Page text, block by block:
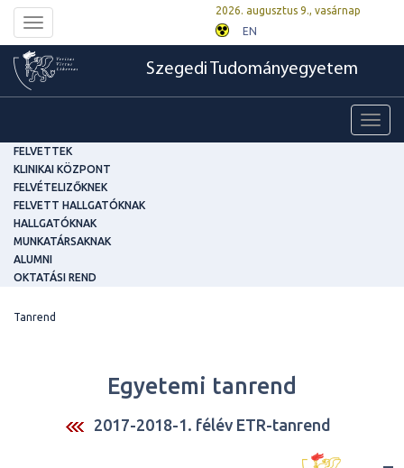
Toggle
navigation
2026. augusztus 9., vasárnap
EN
Szegedi Tudományegyetem
FELVETTEK
KLINIKAI KÖZPONT
FELVÉTELIZŐKNEK
FELVETT HALLGATÓKNAK
HALLGATÓKNAK
MUNKATÁRSAKNAK
ALUMNI
OKTATÁSI REND
Tanrend
Egyetemi tanrend
2017-2018-1. félév ETR-tanrend